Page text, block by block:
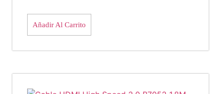
Añadir Al Carrito